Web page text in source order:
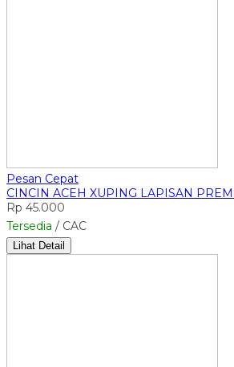
Pesan Cepat
CINCIN ACEH XUPING LAPISAN
Rp 45.000
Tersedia / CAC
Lihat Detail